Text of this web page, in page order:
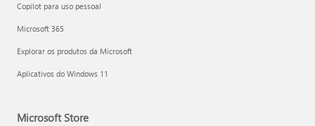
Copilot para uso pessoal
Microsoft 365
Explorar os produtos da Microsoft
Aplicativos do Windows 11
Microsoft Store